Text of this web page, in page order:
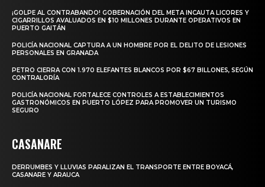
¡GOLPE AL CONTRABANDO! GOBERNACIÓN DEL META INCAUTA LICORES Y
CIGARRILLOS AVALUADOS EN $10 MILLONES DURANTE OPERATIVOS EN
PUERTO GAITÁN
POLICÍA NACIONAL CAPTURA A UN HOMBRE POR EL DELITO DE LESIONES
PERSONALES EN GRANADA
PETRO CIERRA CON 1.970 ELEFANTES BLANCOS POR $67 BILLONES, SEGÚN
CONTRALORÍA
POLICÍA NACIONAL FORTALECE CONTROLES A ESTABLECIMIENTOS
GASTRONÓMICOS EN PUERTO LÓPEZ PARA PROMOVER UN TURISMO
SEGURO
CASANARE
DERRUMBES Y LLUVIAS PARALIZAN EL TRANSPORTE ENTRE BOYACÁ,
CASANARE Y ARAUCA